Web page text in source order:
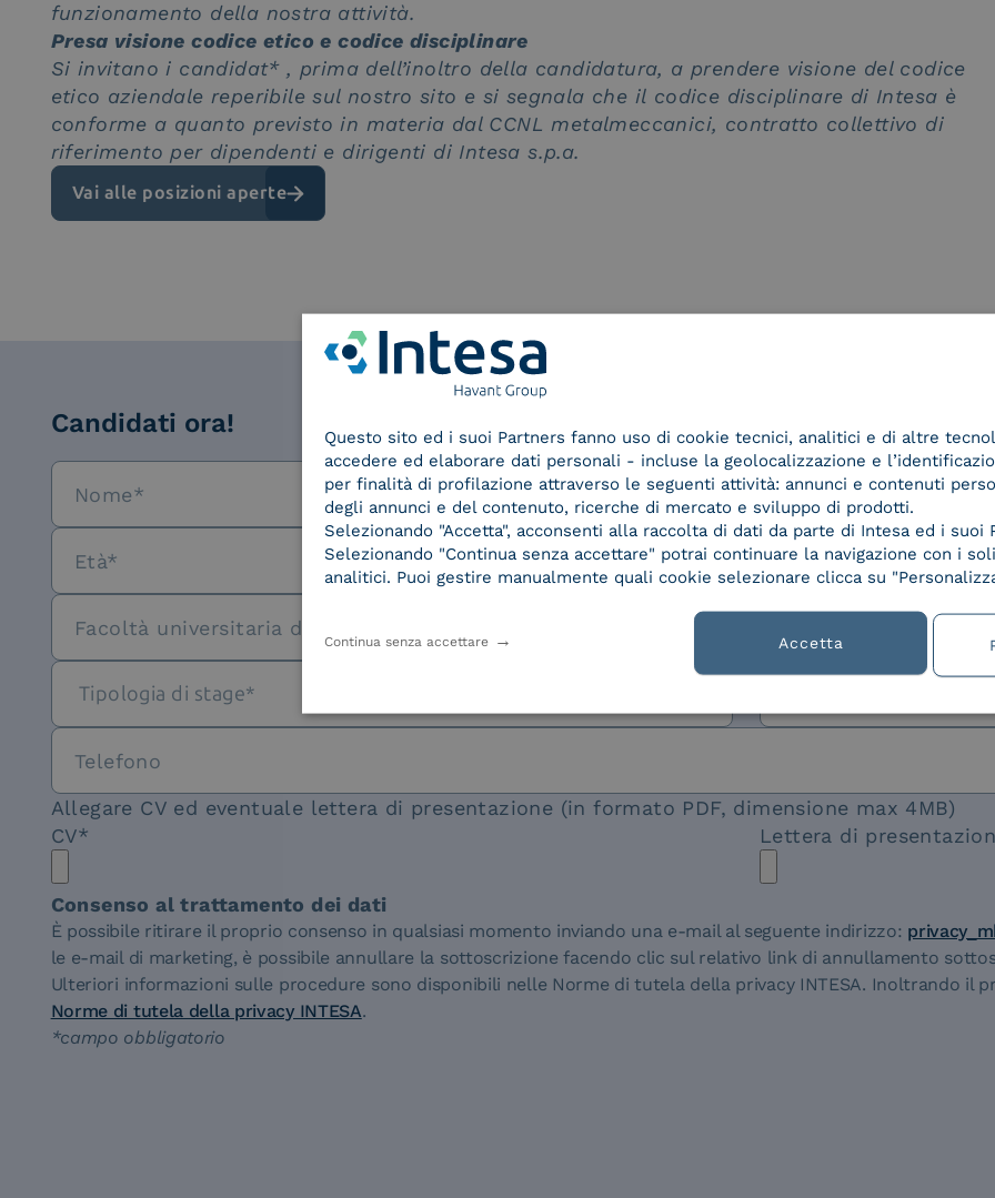
funzionamento della nostra attività.
Presa visione codice etico e codice disciplinare
Si invitano i candidat* , prima dell’inoltro della candidatura, a prendere visione del codice
etico aziendale reperibile sul nostro sito e si segnala che il codice disciplinare di Intesa è
conforme a quanto previsto in materia dal CCNL metalmeccanici, contratto collettivo di
riferimento per dipendenti e dirigenti di Intesa s.p.a.
Vai alle posizioni aperte
Candidati ora!
Allegare CV ed eventuale lettera di presentazione (in formato PDF, dimensione max 4MB)
CV*
Lettera di
Consenso al trattamento dei dati
È possibile ritirare il proprio consenso in qualsiasi momento inviando una e-mail al seguente indirizzo:
le e-mail di marketing, è possibile annullare la sottoscrizione facendo clic sul relativo link di annullamento
Ulteriori informazioni sulle procedure sono disponibili nelle Norme di tutela della privacy INTESA. Inoltrando il
Norme di tutela della privacy INTESA.
*campo obbligatorio
Questo sito ed i suoi Partners fanno uso di cookie tecnici, analitici e di altre
accedere ed elaborare dati personali - incluse la geolocalizzazione e
per finalità di profilazione attraverso le seguenti attività: annunci e contenuti
degli annunci e del contenuto, ricerche di mercato e sviluppo di prodotti.
Selezionando "Accetta", acconsenti alla raccolta di dati da parte di Intesa ed i suoi
Selezionando "Continua senza accettare" potrai continuare la navigazione con i
analitici. Puoi gestire manualmente quali cookie selezionare clicca su
Accetta
Continua senza accettare